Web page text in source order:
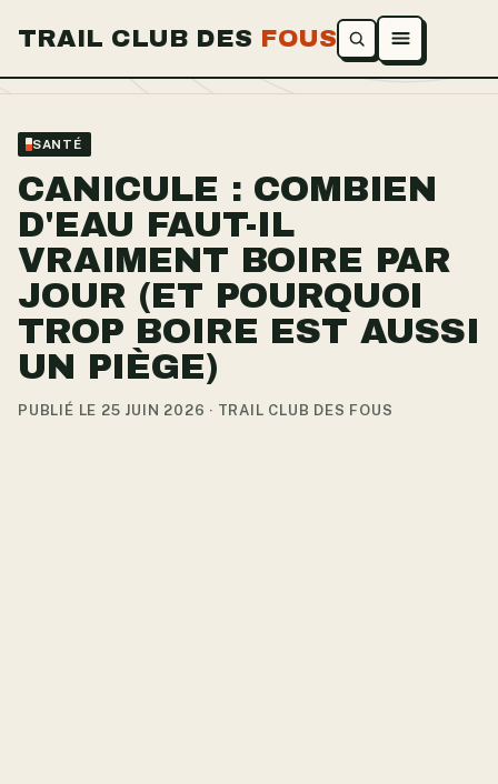
TRAIL CLUB DES FOUS Ouvrir le menu
SANTÉ
CANICULE : COMBIEN
D'EAU FAUT-IL
VRAIMENT BOIRE PAR
JOUR (ET POURQUOI
TROP BOIRE EST AUSSI
UN PIÈGE)
PUBLIÉ LE 25 JUIN 2026 · TRAIL CLUB DES FOUS